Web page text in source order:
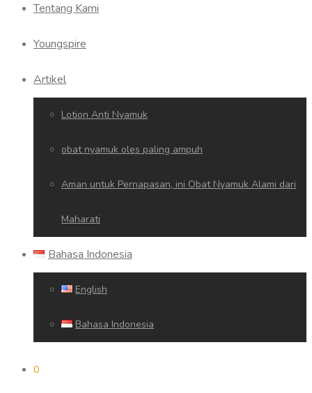
Tentang Kami
Youngspire
Artikel
Lotion Anti Nyamuk
obat nyamuk oles paling ampuh
Aman untuk Pernapasan, ini Obat Nyamuk Alami dari
Maharati
Bahasa Indonesia
English
Bahasa Indonesia
0